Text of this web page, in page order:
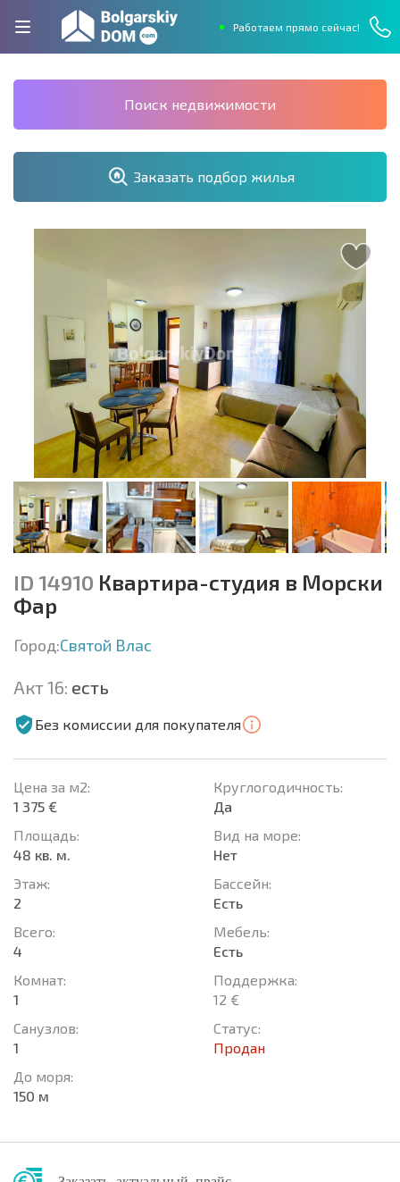
Работаем прямо сейчас!
Поиск недвижимости
Заказать подбор жилья
ID 14910 Квартира-студия в Морски
Фар
Город:Святой Влас
Акт 16: есть
Без комиссии для покупателя
Цена за м2:
1 375 €
Площадь:
48 кв. м.
Этаж:
2
Всего:
4
Комнат:
1
Санузлов:
1
До моря:
150 м
Круглогодичность:
Да
Вид на море:
Нет
Басcейн:
Есть
Мебель:
Есть
Поддержка:
12 €
Статус:
Продан